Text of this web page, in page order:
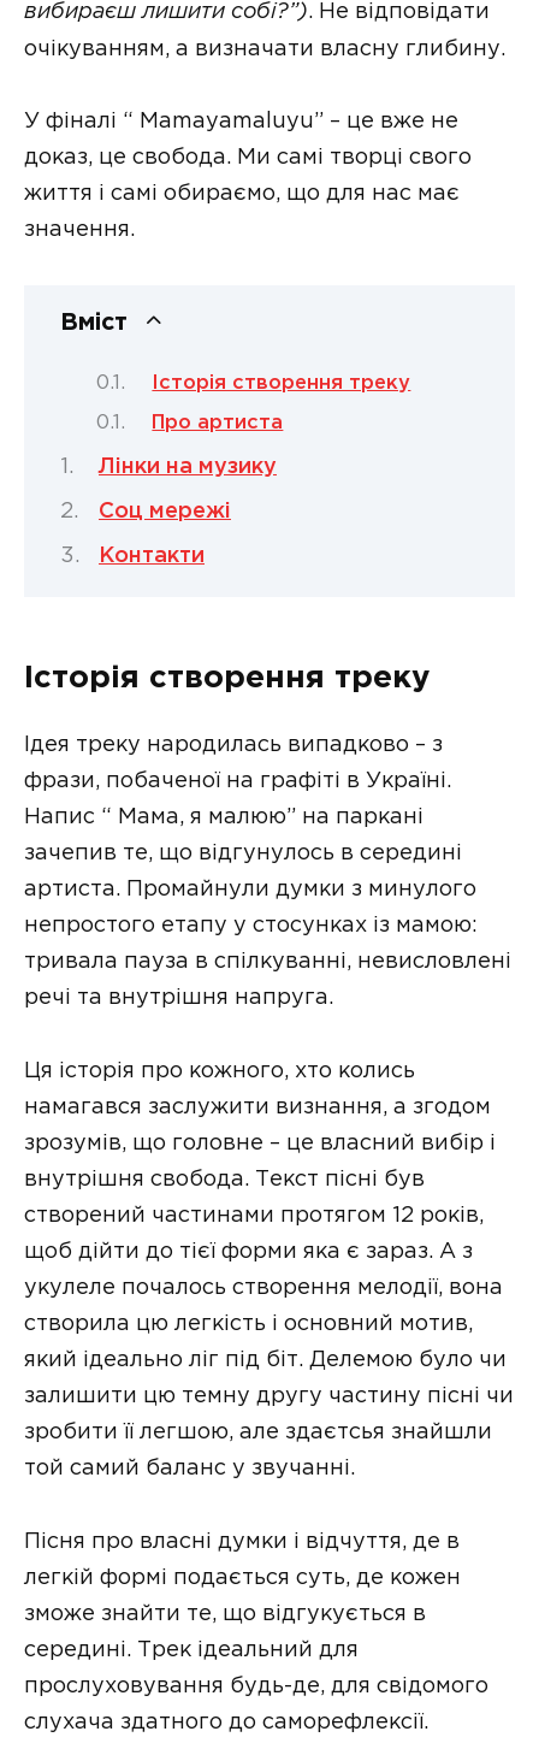
вибираєш лишити собі?”). Не відповідати
очікуванням, а визначати власну глибину.
У фіналі “ Mamayamaluyu” – це вже не
доказ, це свобода. Ми самі творці свого
життя і самі обираємо, що для нас має
значення.
Вміст
Історія створення треку
Про артиста
Лінки на музику
Соц мережі
Контакти
Історія створення треку
Ідея треку народилась випадково – з
фрази, побаченої на графіті в Україні.
Напис “ Мама, я малюю” на паркані
зачепив те, що відгунулось в середині
артиста. Промайнули думки з минулого
непростого етапу у стосунках із мамою:
тривала пауза в спілкуванні, невисловлені
речі та внутрішня напруга.
Ця історія про кожного, хто колись
намагався заслужити визнання, а згодом
зрозумів, що головне – це власний вибір і
внутрішня свобода. Текст пісні був
створений частинами протягом 12 років,
щоб дійти до тієї форми яка є зараз. А з
укулеле почалось створення мелодії, вона
створила цю легкість і основний мотив,
який ідеально ліг під біт. Делемою було чи
залишити цю темну другу частину пісні чи
зробити її легшою, але здаєтсья знайшли
той самий баланс у звучанні.
Пісня про власні думки і відчуття, де в
легкій формі подається суть, де кожен
зможе знайти те, що відгукується в
середині. Трек ідеальний для
прослуховування будь-де, для свідомого
слухача здатного до саморефлексії.